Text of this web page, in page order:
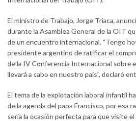
El ministro de Trabajo, Jorge Triaca,
durante la Asamblea General de la OIT
de un encuentro internacional. “Tengo
presidente argentino de ratificar el
de la IV Conferencia Internacional sobre
llevará a cabo en nuestro país”, declaró
El tema de la explotación laboral infantil
de la agenda del papa Francisco, por esa
sería la ocasión perfecta para que visite